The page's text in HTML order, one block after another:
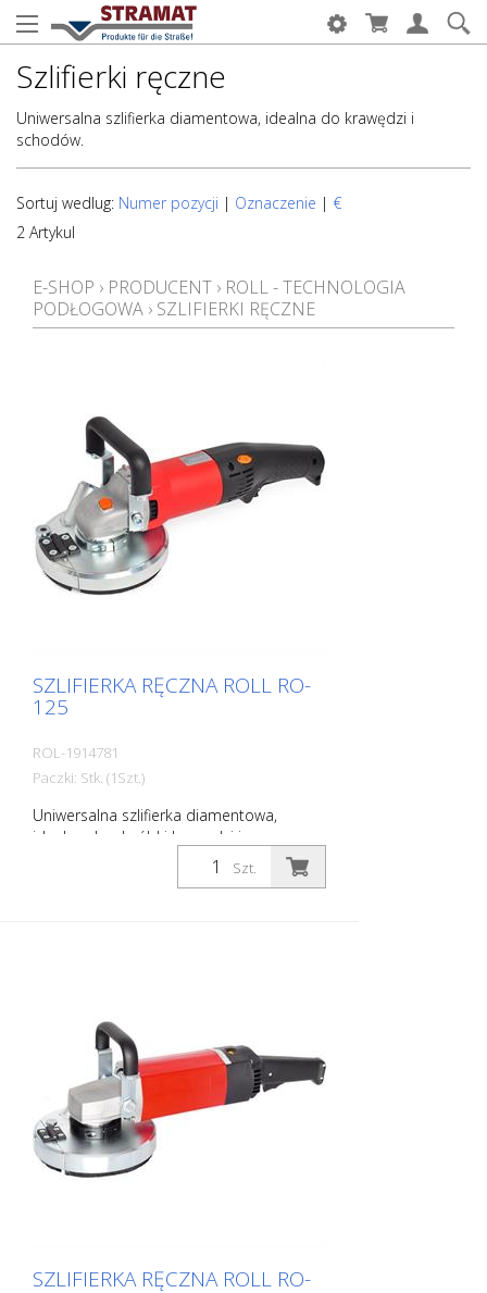
Szlifierki ręczne
Uniwersalna szlifierka diamentowa, idealna do krawędzi i
schodów.
Sortuj wedlug: Numer pozycji | Oznaczenie | €
2 Artykul
E-SHOP › PRODUCENT › ROLL - TECHNOLOGIA
PODŁOGOWA › SZLIFIERKI RĘCZNE
SZLIFIERKA RĘCZNA ROLL RO-
125
ROL-1914781
Paczki: Stk. (1Szt.)
Uniwersalna szlifierka diamentowa,
idealna do obróbki krawędzi i na
schodach. Do wszystkich prac szlifierskich
i frezarskich. Z obszernymi akcesoriami.
Dostawa bez tarczy diamentowej.
Dostawa w metalowej walizce.
Szt.
SZLIFIERKA RĘCZNA ROLL RO-